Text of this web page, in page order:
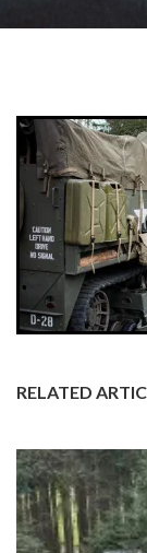
RELATED